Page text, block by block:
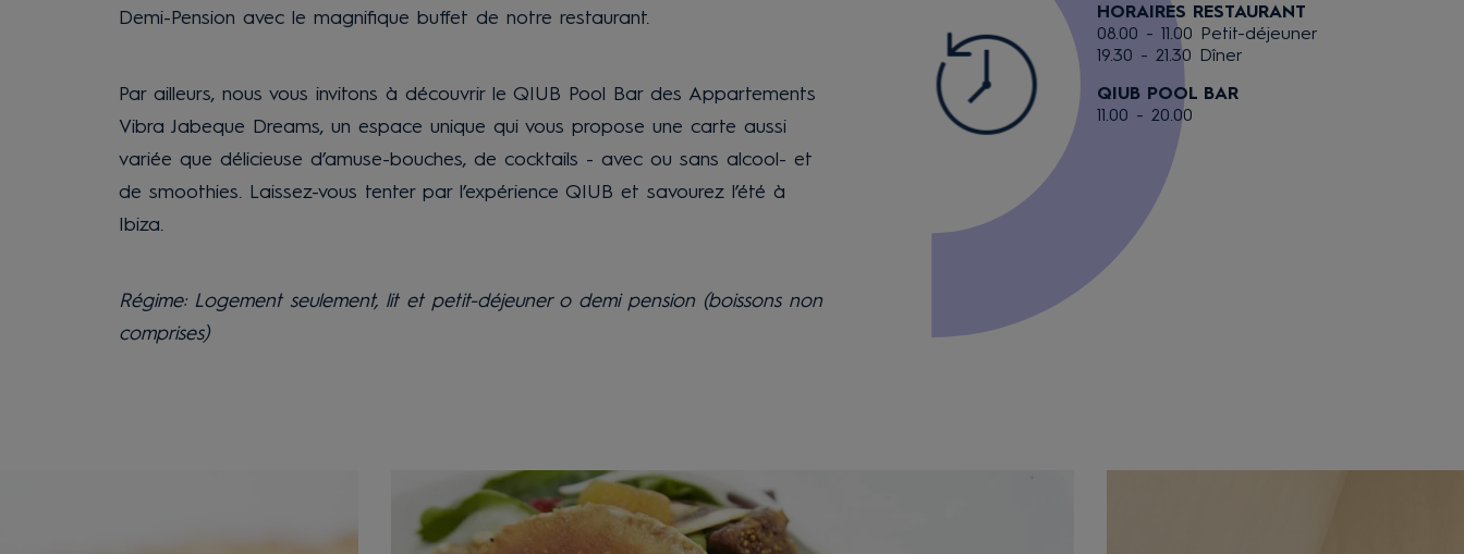
Demi-Pension avec le magnifique buffet de notre restaurant.
Par ailleurs, nous vous invitons à découvrir le QIUB Pool Bar des Appartements
Vibra Jabeque Dreams, un espace unique qui vous propose une carte aussi
variée que délicieuse d’amuse-bouches, de cocktails - avec ou sans alcool- et
de smoothies. Laissez-vous tenter par l’expérience QIUB et savourez l’été à
Ibiza.
Régime: Logement seulement, lit et petit-déjeuner o demi pension (boissons non
comprises)
HORAIRES RESTAURANT
08.00 - 11.00 Petit-déjeuner
19.30 - 21.30 Dîner
QIUB POOL BAR
11.00 - 20.00